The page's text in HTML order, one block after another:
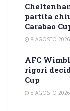
partita
Carabao
8 AGOSTO 2026
AFC
rigori
Cup
8 AGOSTO 2026